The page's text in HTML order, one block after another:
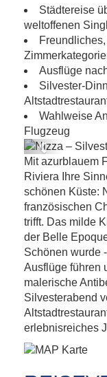
Städtereise
weltoffenen
Ausflüge
Silvester-
Wahlweise
Flugzeug
und
Previous
Mit azurblauem
Riviera Ihre
schönen Küste:
französischen
trifft. Das milde
der Belle
Schönen wurde
Ausflüge führen
malerische
Silvesterabend
erlebnisreiches